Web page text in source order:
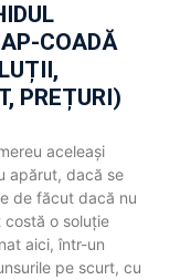
COADĂ
PREȚURI)
aceleași
apărut, dacă se
de făcut dacă nu
o soluție
aici, într-un
pe scurt, cu